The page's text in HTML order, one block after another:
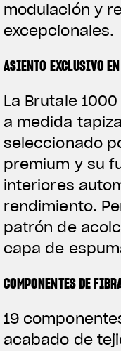
modulación y
excepcionales.
ASIENTO EXCLUSIVO
La Brutale
a medida
seleccionado
premium y su
interiores
rendimiento.
patrón de
capa de
COMPONENTES DE
19
acabado de